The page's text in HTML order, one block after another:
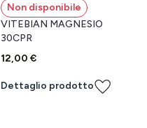
Non disponibile
VITEBIAN MAGNESIO
30CPR
12,00 €
Dettaglio prodotto